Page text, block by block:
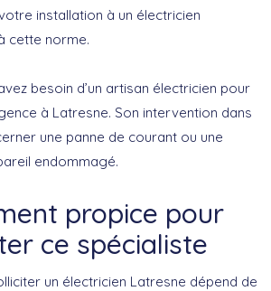
installation à un électricien
cette norme.
besoin d’un artisan électricien pour
à Latresne. Son intervention dans
une panne de courant ou une
endommagé.
propice pour
ce spécialiste
un électricien Latresne dépend de